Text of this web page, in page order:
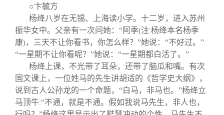
校友讲坛
校友视界
校友服务
○卞毓方
杨绛八岁在无锡、上海读小学。十二岁，进入苏州
振华女中。父亲有一次问她：“阿季(注:杨绛本名杨季
康) ，三天不让你看书，你怎么样？”她说：“不好过。”
“一星期不让你看呢？”她说：“一星期都白活了。”
杨绛上课，不光带了耳朵，还带了脑瓜和嘴。有次
国文课上，一位姓马的先生讲胡适的《哲学史大纲》，
说到古人公孙龙的一个命题，“白马，非马也。”杨绛立
马顶牛:“不通，就是不通。假如我说马先生，非人也，